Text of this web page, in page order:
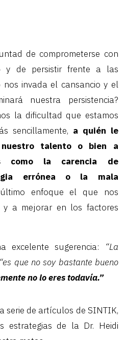
de comprometerse con
y de persistir frente a las
invada el cansancio y el
nuestra persistencia?
la dificultad que estamos
sencillamente, a quién le
talento o bien a
como la carencia de
errónea o la mala
enfoque el que nos
a mejorar en los factores
excelente sugerencia: “La
que no soy bastante bueno
no lo eres todavía.”
serie de artículos de SINTIK,
estrategias de la Dr. Heidi